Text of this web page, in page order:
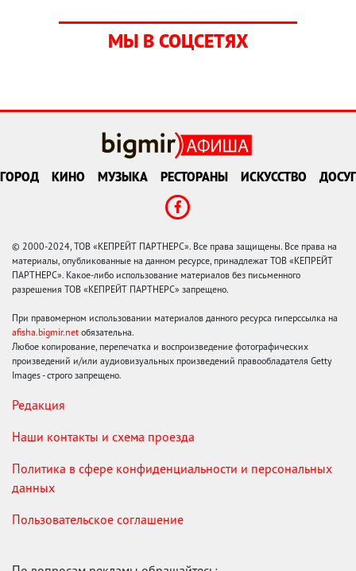
МЫ В СОЦСЕТЯХ
ГОРОД КИНО МУЗЫКА РЕСТОРАНЫ ИСКУССТВО ДОСУГ
© 2000-2024, ТОВ «КЕПРЕЙТ ПАРТНЕРС». Все права защищены. Все права на
материалы, опубликованные на данном ресурсе, принадлежат ТОВ «КЕПРЕЙТ
ПАРТНЕРС». Какое-либо использование материалов без письменного
разрешения ТОВ «КЕПРЕЙТ ПАРТНЕРС» запрещено.
При правомерном использовании материалов данного ресурса гиперссылка на
afisha.bigmir.net обязательна.
Любое копирование, перепечатка и воспроизведение фотографических
произведений и/или аудиовизуальных произведений правообладателя Getty
Images - строго запрещено.
Редакция
Наши контакты и схема проезда
Политика в сфере конфиденциальности и персональных
данных
Пользовательское соглашение